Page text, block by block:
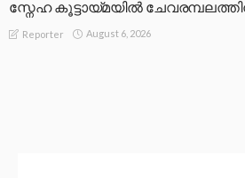
സ്നേഹ കൂട്ടായ്മയിൽ
Reporter August 6, 2026